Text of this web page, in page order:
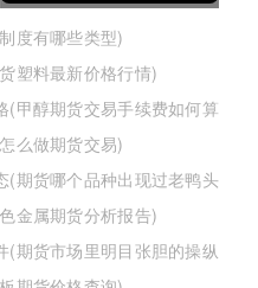
(期货交易中什么是复合头
寸交易)
度有哪些类型)
塑料最新价格行情)
(甲醇期货交易手续费如何算
么做期货交易)
(期货哪个品种出现过老鸭头
金属期货分析报告)
期货市场里明目张胆的操纵